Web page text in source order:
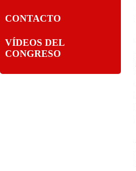
CONTACTO
VÍDEOS DEL
CONGRESO